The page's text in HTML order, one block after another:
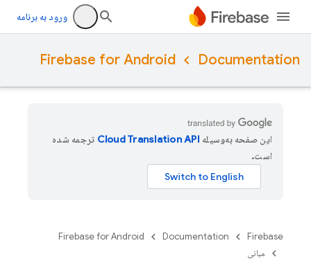
ورود به برنامه
Documentation
Firebase for Android
این صفحه به‌وسیله
ترجمه شده
است.
Firebase
Documentation
Firebase for Android
مبانی